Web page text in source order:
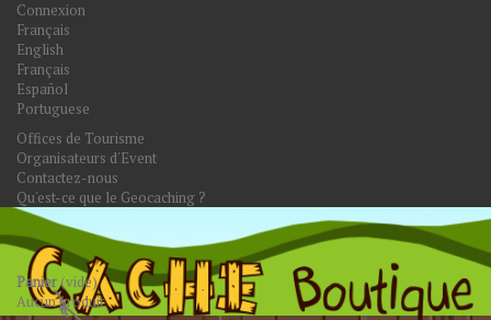
Connexion
Français
English
Français
Español
Portuguese
Offices de Tourisme
Organisateurs d'Event
Contactez-nous
Qu'est-ce que le Geocaching ?
Panier(vide)
Aucun produit